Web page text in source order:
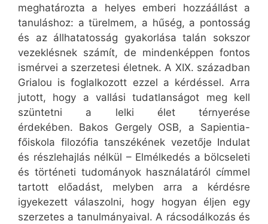
meghatározta a helyes emberi hozzáállást a
tanuláshoz: a türelmem, a hűség, a pontosság
és az állhatatosság gyakorlása talán sokszor
vezeklésnek számít, de mindenképpen fontos
ismérvei a szerzetesi életnek. A XIX. században
Grialou is foglalkozott ezzel a kérdéssel. Arra
jutott, hogy a vallási tudatlanságot meg kell
szüntetni a lelki élet térnyerése
érdekében. Bakos Gergely OSB, a Sapientia-
főiskola filozófia tanszékének vezetője Indulat
és részlehajlás nélkül – Elmélkedés a bölcseleti
és történeti tudományok használatáról címmel
tartott előadást, melyben arra a kérdésre
igyekezett válaszolni, hogy hogyan éljen egy
szerzetes a tanulmányaival. A rácsodálkozás és